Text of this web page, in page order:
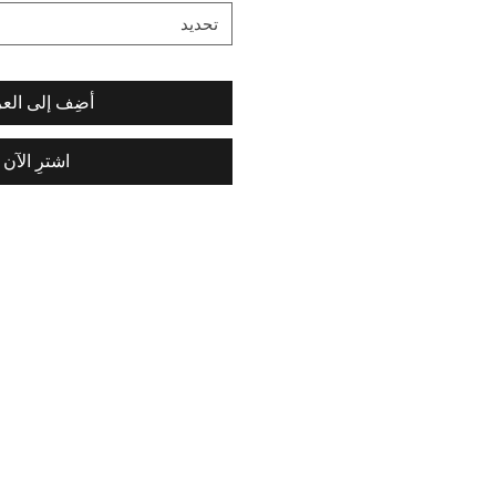
تحديد
أضِف إلى
اشترِ الآن